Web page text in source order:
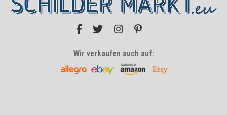
Wir verkaufen auch auf: